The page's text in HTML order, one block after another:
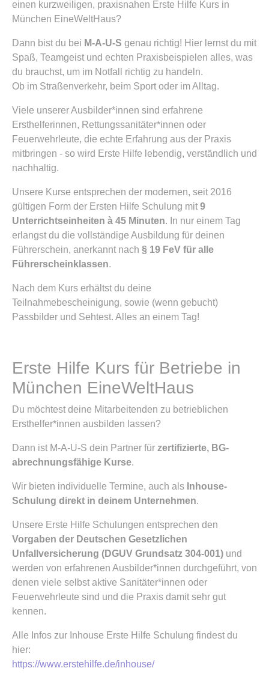
einen kurzweiligen, praxisnahen Erste Hilfe Kurs in
München EineWeltHaus?
Dann bist du bei M-A-U-S genau richtig! Hier lernst du mit
Spaß, Teamgeist und echten Praxisbeispielen alles, was
du brauchst, um im Notfall richtig zu handeln.
Ob im Straßenverkehr, beim Sport oder im Alltag.
Viele unserer Ausbilder*innen sind erfahrene
Ersthelferinnen, Rettungssanitäter*innen oder
Feuerwehrleute, die echte Erfahrung aus der Praxis
mitbringen - so wird Erste Hilfe lebendig, verständlich und
nachhaltig.
Unsere Kurse entsprechen der modernen, seit 2016
gültigen Form der Ersten Hilfe Schulung mit 9
Unterrichtseinheiten à 45 Minuten. In nur einem Tag
erlangst du die vollständige Ausbildung für deinen
Führerschein, anerkannt nach § 19 FeV für alle
Führerscheinklassen.
Nach dem Kurs erhältst du deine
Teilnahmebescheinigung, sowie (wenn gebucht)
Passbilder und Sehtest. Alles an einem Tag!
Erste Hilfe Kurs für Betriebe in
München EineWeltHaus
Du möchtest deine Mitarbeitenden zu betrieblichen
Ersthelfer*innen ausbilden lassen?
Dann ist M-A-U-S dein Partner für zertifizierte, BG-
abrechnungsfähige Kurse.
Wir bieten individuelle Termine, auch als Inhouse-
Schulung direkt in deinem Unternehmen.
Unsere Erste Hilfe Schulungen entsprechen den
Vorgaben der Deutschen Gesetzlichen
Unfallversicherung (DGUV Grundsatz 304-001) und
werden von erfahrenen Ausbilder*innen durchgeführt, von
denen viele selbst aktive Sanitäter*innen oder
Feuerwehrleute sind und die Praxis damit sehr gut
kennen.
Alle Infos zur Inhouse Erste Hilfe Schulung findest du
hier:
https://www.erstehilfe.de/inhouse/